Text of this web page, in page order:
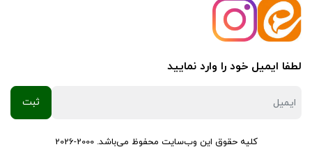
لطفا ایمیل خود را وارد نمایید
کلیه حقوق این وب‌سایت محفوظ می‌باشد. 2000-2026